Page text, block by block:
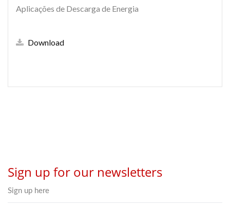
Aplicações de Descarga de Energia
Download